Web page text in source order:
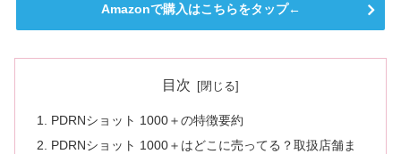
Amazonで購入はこちらをタップ←
目次
PDRNショット 1000＋の特徴要約
PDRNショット 1000＋はどこに売ってる？取扱店舗ま